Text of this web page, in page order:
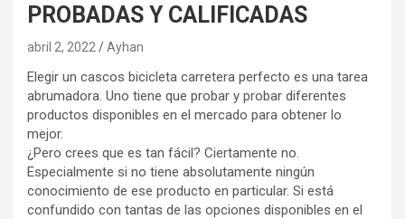
PROBADAS Y CALIFICADAS
abril 2, 2022 Ayhan
Elegir un cascos bicicleta carretera perfecto es una tarea
abrumadora. Uno tiene que probar y probar diferentes
productos disponibles en el mercado para obtener lo
mejor.
¿Pero crees que es tan fácil? Ciertamente no.
Especialmente si no tiene absolutamente ningún
conocimiento de ese producto en particular. Si está
confundido con tantas de las opciones disponibles en el